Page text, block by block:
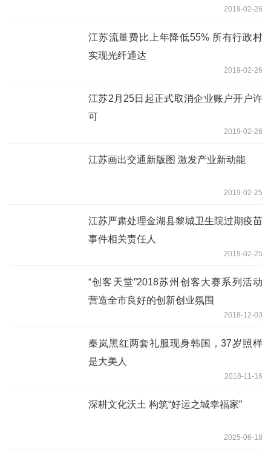
2019-02-26
江苏流量费比上年降低55% 所有行政村
实现光纤通达
2019-02-26
江苏2月25日起正式取消企业账户开户许
可
2019-02-26
江苏画出交通新版图 激发产业新动能
2019-02-25
江苏严肃处理金湖县黎城卫生院过期疫苗
事件相关责任人
2019-02-25
“创客天堂”2018苏州创客大赛系列活动
营造全市良好的创新创业氛围
2018-12-03
秦岚黑红两套礼服现身韩国，37岁照样
是大美人
2018-11-16
深耕文化沃土 构筑“好运之城幸福家”
2025-06-18